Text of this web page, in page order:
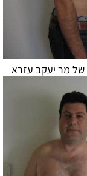
של מר יעקב עזרא